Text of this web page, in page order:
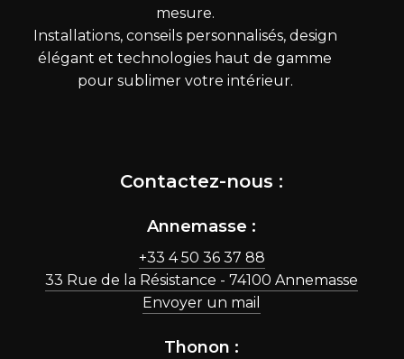
mesure.
Installations, conseils personnalisés, design
élégant et technologies haut de gamme
pour sublimer votre intérieur.
Contactez-nous :
Annemasse :
+33 4 50 36 37 88
33 Rue de la Résistance - 74100 Annemasse
Envoyer un mail
Thonon :